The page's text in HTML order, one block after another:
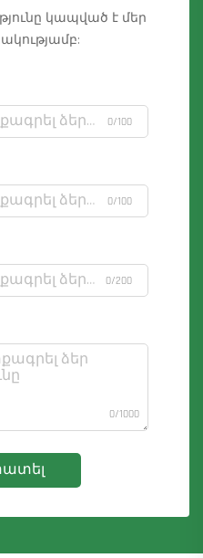
կապված է մեր
0/100
0/100
0/200
0/1000